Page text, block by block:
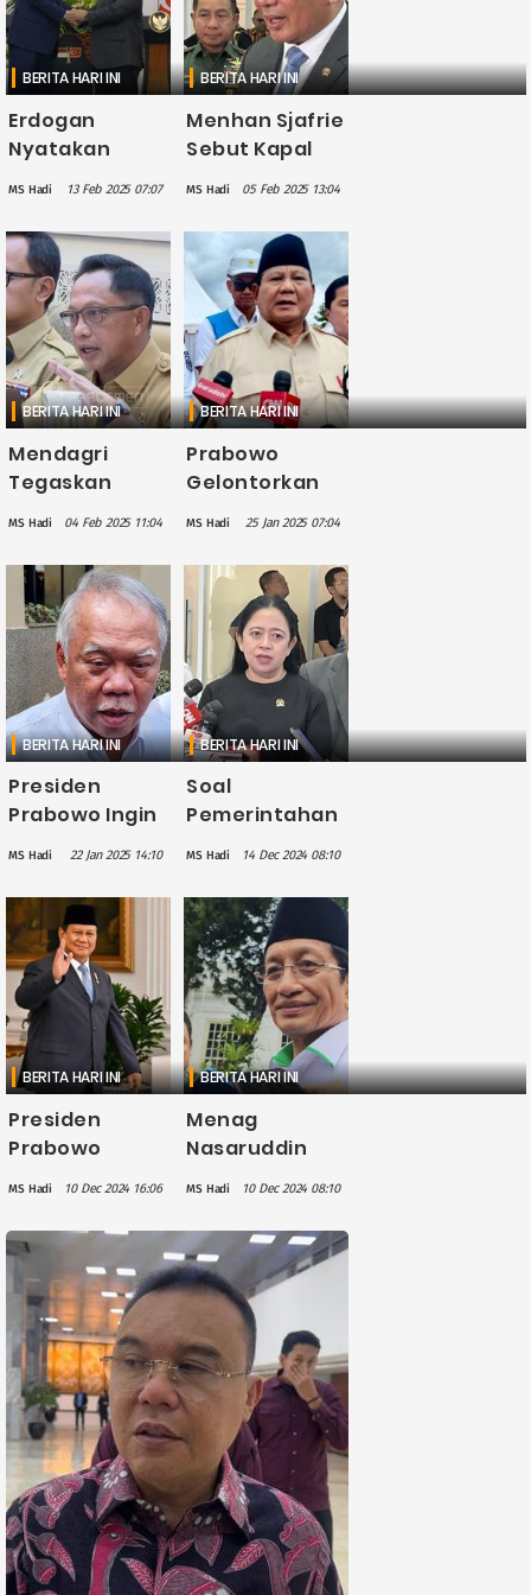
BERITA HARI INI
Erdogan
Nyatakan
Komitmen
Pembangunan
IKN, Bakal
Libatkan
Perusahaan
Kelas Dunia
MS Hadi 13 Feb 2025 07:07
BERITA HARI INI
Menhan Sjafrie
Sebut Kapal
Patroli Hibah
Bakal
Ditempatkan
di IKN
MS Hadi 05 Feb 2025 13:04
BERITA HARI INI
Mendagri
Tegaskan
Jakarta Masih
Kota Negara
MS Hadi 04 Feb 2025 11:04
BERITA HARI INI
Prabowo
Gelontorkan
Anggaran
untuk
Pembangunan
IKN Lima Tahun
ke Depan
MS Hadi 25 Jan 2025 07:04
BERITA HARI INI
Presiden
Prabowo Ingin
IKN Jadi Ibu
pada 2028
MS Hadi 22 Jan 2025 14:10
BERITA HARI INI
Soal
Pemerintahan
Pindah ke IKN
DPR Ikut
Keputusan
Pemerintah
MS Hadi 14 Dec 2024 08:10
BERITA HARI INI
Presiden
Prabowo
Targetkan
Pindah ke IKN
pada 2028,
setelah Jadi
Ibu Kota Politik
MS Hadi 10 Dec 2024 16:06
BERITA HARI INI
Menag
Nasaruddin
Umar Harap
Digunakan
untuk Salat
Idul Fitri 2025
MS Hadi 10 Dec 2024 08:10